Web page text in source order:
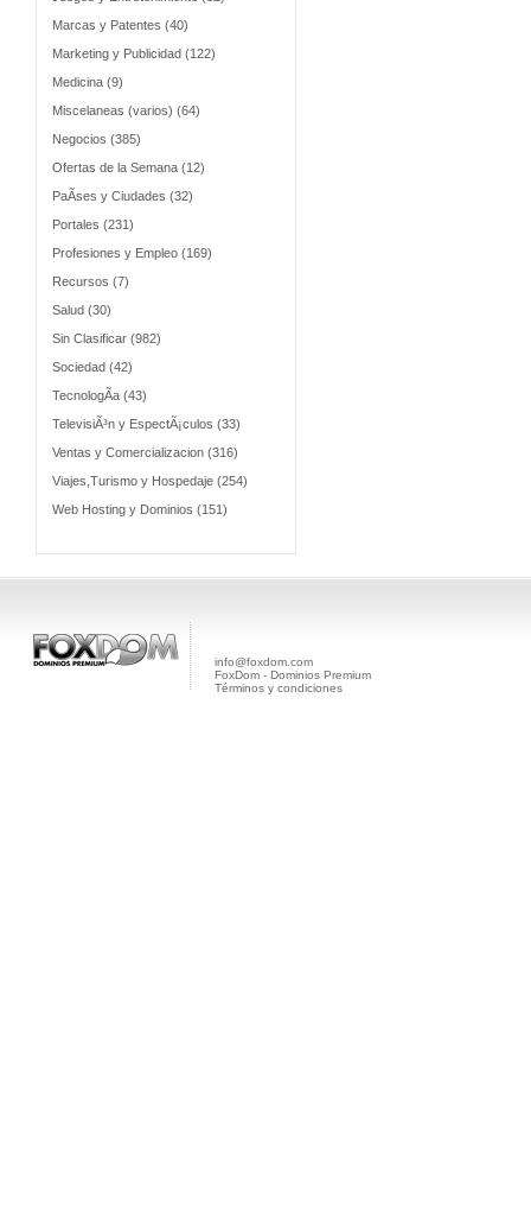
Marcas y Patentes (40)
Marketing y Publicidad (122)
Medicina (9)
Miscelaneas (varios) (64)
Negocios (385)
Ofertas de la Semana (12)
PaÃ­ses y Ciudades (32)
Portales (231)
Profesiones y Empleo (169)
Recursos (7)
Salud (30)
Sin Clasificar (982)
Sociedad (42)
TecnologÃ­a (43)
TelevisiÃ³n y EspectÃ¡culos (33)
Ventas y Comercializacion (316)
Viajes,Turismo y Hospedaje (254)
Web Hosting y Dominios (151)
info@foxdom.com
FoxDom - Dominios Premium
Términos y condiciones